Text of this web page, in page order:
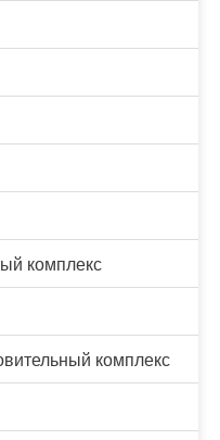
комплекс
комплекс